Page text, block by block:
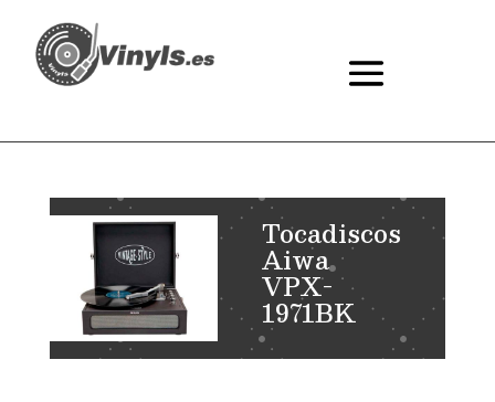
Tocadiscos
Aiwa
VPX-
1971BK